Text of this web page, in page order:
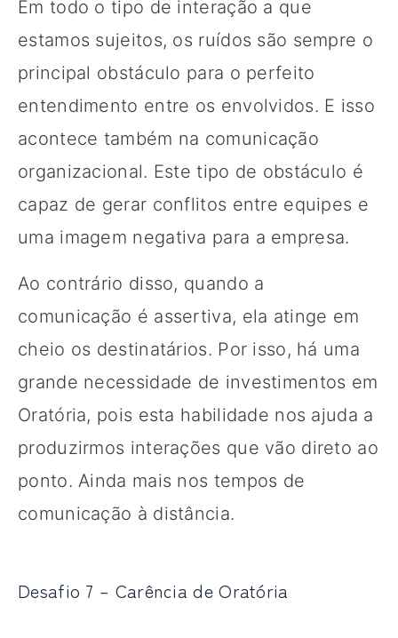
Em todo o tipo de interação a que
estamos sujeitos, os ruídos são sempre o
principal obstáculo para o perfeito
entendimento entre os envolvidos. E isso
acontece também na comunicação
organizacional. Este tipo de obstáculo é
capaz de gerar conflitos entre equipes e
uma imagem negativa para a empresa.
Ao contrário disso, quando a
comunicação é assertiva, ela atinge em
cheio os destinatários. Por isso, há uma
grande necessidade de investimentos em
Oratória, pois esta habilidade nos ajuda a
produzirmos interações que vão direto ao
ponto. Ainda mais nos tempos de
comunicação à distância.
Desafio 7 – Carência de Oratória